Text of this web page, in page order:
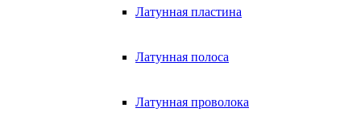
Латунная пластина
Латунная полоса
Латунная проволока